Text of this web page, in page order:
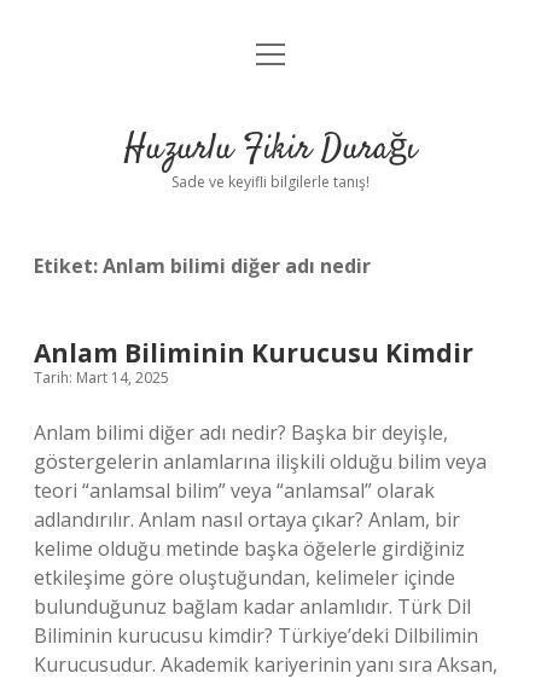
Anasayfa
Yasal Uyarı
menüyü
Huzurlu Fikir Durağı
Sade ve keyifli bilgilerle tanış!
Etiket:Anlam bilimi diğer adı nedir
Anlam Biliminin Kurucusu Kimdir
Tarih: Mart 14, 2025
Anlam bilimi diğer adı nedir? Başka bir deyişle,
göstergelerin anlamlarına ilişkili olduğu bilim veya
teori “anlamsal bilim” veya “anlamsal” olarak
adlandırılır. Anlam nasıl ortaya çıkar? Anlam, bir
kelime olduğu metinde başka öğelerle girdiğiniz
etkileşime göre oluştuğundan, kelimeler içinde
bulunduğunuz bağlam kadar anlamlıdır. Türk Dil
Biliminin kurucusu kimdir? Türkiye’deki Dilbilimin
Kurucusudur. Akademik kariyerinin yanı sıra Aksan,